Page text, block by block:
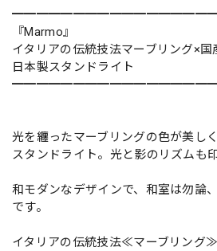
『Marmo』
イタリアの伝統技法マーブリング×国
日本製スタンドライト
光を纏ったマーブリングの色が美し
スタンドライト。光と影のリズムも
和モダンなデザインで、和室は勿論
です。
イタリアの伝統技法≪マーブリング